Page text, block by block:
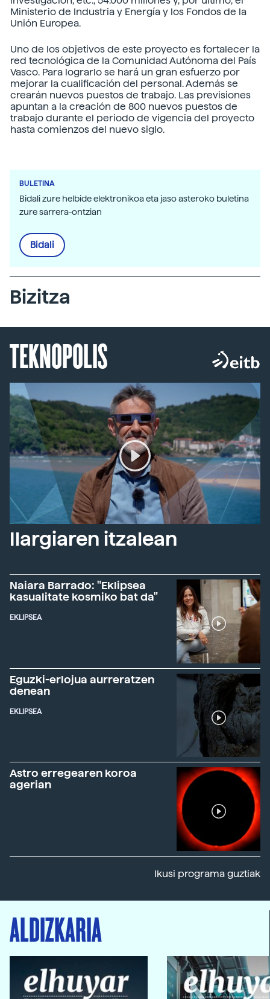
Ministerio de Industria y Energía y los Fondos de la
Unión Europea.
Uno de los objetivos de este proyecto es fortalecer la
red tecnológica de la Comunidad Autónoma del País
Vasco. Para lograrlo se hará un gran esfuerzo por
mejorar la cualificación del personal. Además se
crearán nuevos puestos de trabajo. Las previsiones
apuntan a la creación de 800 nuevos puestos de
trabajo durante el periodo de vigencia del proyecto
hasta comienzos del nuevo siglo.
BULETINA
Bidali zure helbide elektronikoa eta jaso asteroko buletina
zure sarrera-ontzian
Bidali
Bizitza
TEKNOPOLIS
Ilargiaren itzalean
Naiara Barrado: "Eklipsea
kasualitate kosmiko bat da"
EKLIPSEA
Eguzki-erlojua aurreratzen
denean
EKLIPSEA
Astro erregearen koroa
agerian
Ikusi programa guztiak
ALDIZKARIA